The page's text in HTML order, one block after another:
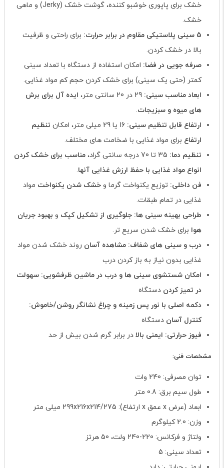
خشک برای پاپوری خوشبو کننده، گوشت خشک (Jerky) و ماهی
خشک.
5 سینی پلاستیکی مقاوم در برابر حرارت:
برای راحتی و ظرفیت
بالا در خشک کردن.
صرفه جویی در فضا: امکان استفاده از دستگاه با تعداد سینی
کمتر (حتی یک سینی) برای خشک کردن حجم کم مواد غذایی.
ابعاد مناسب سینی:
ایده آل برای برش
های میوه و سبزیجات.
ارتفاع قابل تنظیم سینی:
تنظیم
ارتفاع برای مواد غذایی با ضخامت های مختلف.
تنظیم دما:
مناسب برای خشک کردن
انواع مواد غذایی با حفظ ارزش غذایی آنها.
فن داخلی: توزیع یکنواخت گرما و خشک شدن یکنواخت مواد
غذایی در تمام طبقات.
طراحی بهینه سینی ها: جلوگیری از تشکیل کپک و بهبود جریان
هوا برای خشک شدن سریع تر.
درب و سینی های شفاف: مشاهده آسان روند خشک شدن مواد
غذایی بدون نیاز به باز کردن درب
امکان شستشوی سینی ها و درب در ماشین ظرفشویی: سهولت
در تمیز کردن دستگاه
دکمه اصلی با نور پس زمینه و چراغ نشانگر روشن/خاموش:
کنترل آسان دستگاه
فیوز حرارتی: ایمنی بالا در برابر گرم شدن بیش از حد
مشخصات فنی:
توان مصرفی: 240 وات
طول سیم برق: 0.8 متر
ابعاد (عرض x عمق x ارتفاع): 299x216x214/275 میلی متر
وزن: 2.0 کیلوگرم
ولتاژ و فرکانس: 220-240 ولت، 50 هرتز
تعداد سینی: 5